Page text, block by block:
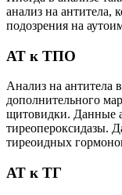
анализ на антитела,
подозрения на
АТ к ТПО
Анализ на антитела
дополнительного
щитовидки. Данные
тиреопероксидазы.
тиреоидных
АТ к ТГ